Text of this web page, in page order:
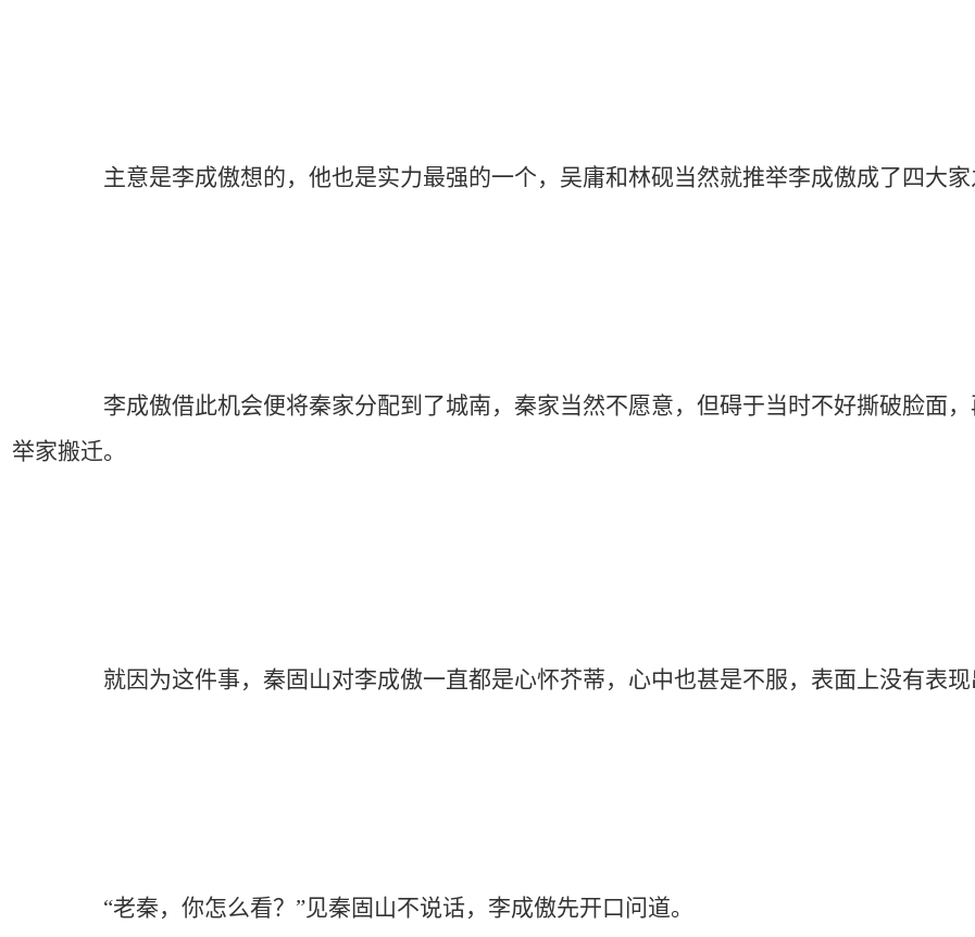
主意是李成傲想的，他也是实力最强的一个，吴庸和林砚当然就推举李成傲成了四大家
李成傲借此机会便将秦家分配到了城南，秦家当然不愿意，但碍于当时不好撕破脸面，
举家搬迁。
就因为这件事，秦固山对李成傲一直都是心怀芥蒂，心中也甚是不服，表面上没有表现
“老秦，你怎么看？”见秦固山不说话，李成傲先开口问道。